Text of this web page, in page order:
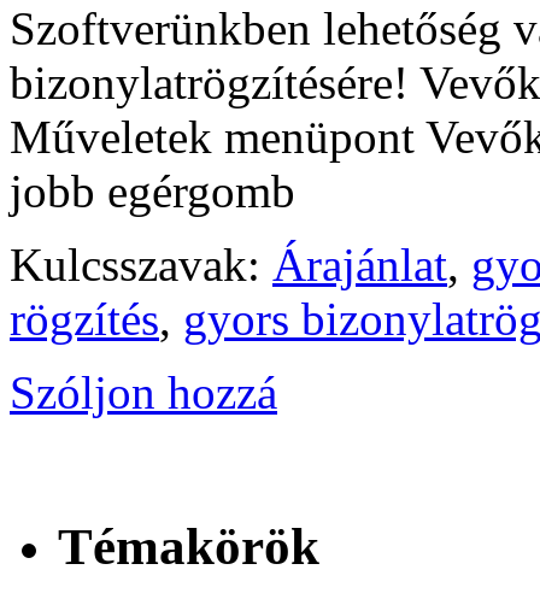
Szoftverünkben lehetőség
bizonylatrögzítésére!
Műveletek menüpont
jobb egérgomb
Kulcsszavak: Árajánlat,
rögzítés, gyors
Szóljon hozzá
Témakörök